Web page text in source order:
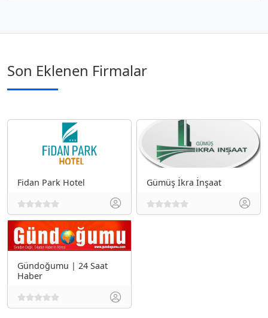
Son Eklenen Firmalar
Fidan Park Hotel Gümüş İkra İnşaat
Gündoğumu | 24 Saat
Haber